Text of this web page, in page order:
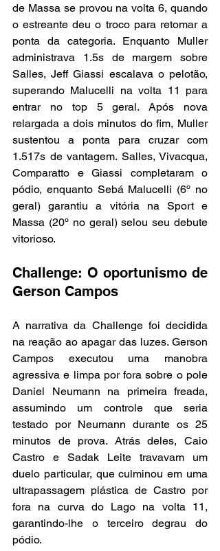
de Massa se provou na volta 6, quando
o estreante deu o troco para retomar a
ponta da categoria. Enquanto Muller
administrava 1.5s de margem sobre
Salles, Jeff Giassi escalava o pelotão,
superando Malucelli na volta 11 para
entrar no top 5 geral. Após nova
relargada a dois minutos do fim, Muller
sustentou a ponta para cruzar com
1.517s de vantagem. Salles, Vivacqua,
Comparatto e Giassi completaram o
pódio, enquanto Sebá Malucelli (6º no
geral) garantiu a vitória na Sport e
Massa (20º no geral) selou seu debute
vitorioso.
Challenge: O oportunismo de
Gerson Campos
A narrativa da Challenge foi decidida
na reação ao apagar das luzes. Gerson
Campos executou uma manobra
agressiva e limpa por fora sobre o pole
Daniel Neumann na primeira freada,
assumindo um controle que seria
testado por Neumann durante os 25
minutos de prova. Atrás deles, Caio
Castro e Sadak Leite travavam um
duelo particular, que culminou em uma
ultrapassagem plástica de Castro por
fora na curva do Lago na volta 11,
garantindo-lhe o terceiro degrau do
pódio.